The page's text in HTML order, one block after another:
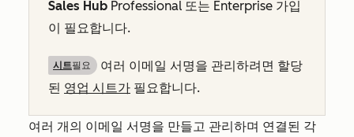
Sales Hub Professional 또는 Enterprise 가입
이 필요합니다.
시트필요
여러 이메일 서명을 관리하려면 할당
된 영업 시트가 필요합니다.
여러 개의 이메일 서명을 만들고 관리하며 연결된 각